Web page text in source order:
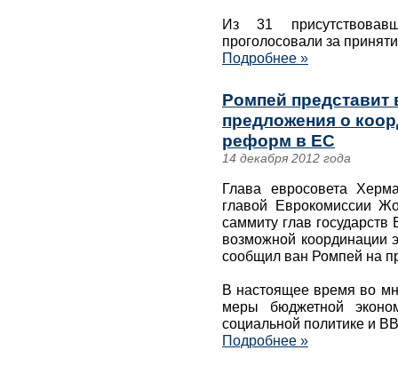
Из 31
проголосовали за
Подробнее »
Ромпей представит
предложения о
реформ в ЕС
14 декабря 2012 года
Глава евросовета
главой Еврокомиссии
саммиту глав
возможной координации
сообщил ван Ромпей на
В настоящее время во
меры бюджетной
социальной политике и
Подробнее »